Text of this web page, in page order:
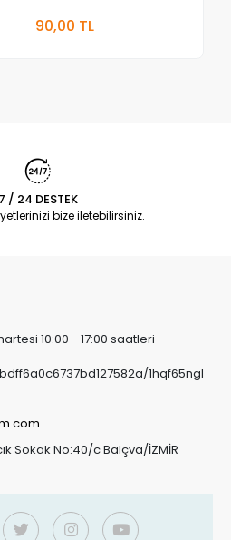
90,00 TL
7 / 24 DESTEK
bize iletebilirsiniz.
10:00 - 17:00 saatleri
1hqf65ngl
Sokak No:40/c Balçva/İZMİR